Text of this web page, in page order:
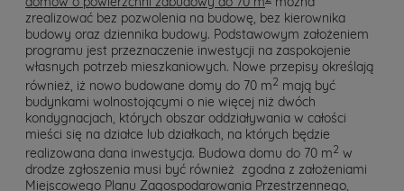
zrealizować bez pozwolenia na budowę, bez kierownika
budowy oraz dziennika budowy. Podstawowym założeniem
programu jest przeznaczenie inwestycji na zaspokojenie
własnych potrzeb mieszkaniowych. Nowe przepisy określają
również, iż nowo budowane domy do 70 m2 mają być
budynkami wolnostojącymi o nie więcej niż dwóch
kondygnacjach, których obszar oddziaływania w całości
mieści się na działce lub działkach, na których będzie
realizowana dana inwestycja. Budowa domu do 70 m2 w
drodze zgłoszenia musi być również zgodna z założeniami
Miejscowego Planu Zagospodarowania Przestrzennego,